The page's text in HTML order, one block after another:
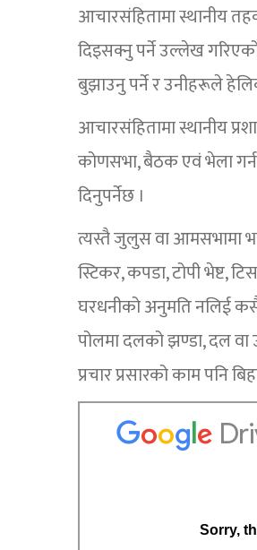
आचारसंहितामा स्थानीय
दिइसक्नु पर्ने उल्लेख
बुझाउनु पर्ने र उनीहरूले
आचारसंहितामा स्थानीय
कोणसभा, बैठक एवं भेला गर्न
दिनुपर्नेछ ।
त्यस्तै जुलुस वा आमसभामा
स्टिकर, कपडा, टोपी भेष्ट,
घरधनीको अनुमति नलिई
पोलमा दलको झण्डा, दल वा
प्रचार प्रसारको काम पनि